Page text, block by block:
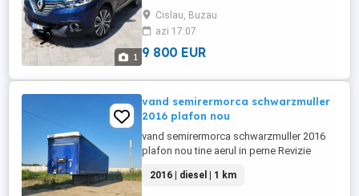
1
trecut! Dotări panoramic. Piele scaune
electrice și încălzite. Keyless entry și go.
Parchează singura. Păstrează banda.
Cameră marșarier. Senzor ...
Cislau, Buzau
azi 17:07
9 800 EUR
vand semirermorca schwarzmuller
2016 plafon nou
vand semirermorca schwarzmuller 2016
plafon nou tine aerul in perne Revizie
FEL DE SCHIMB
2016 | diesel | 1 km